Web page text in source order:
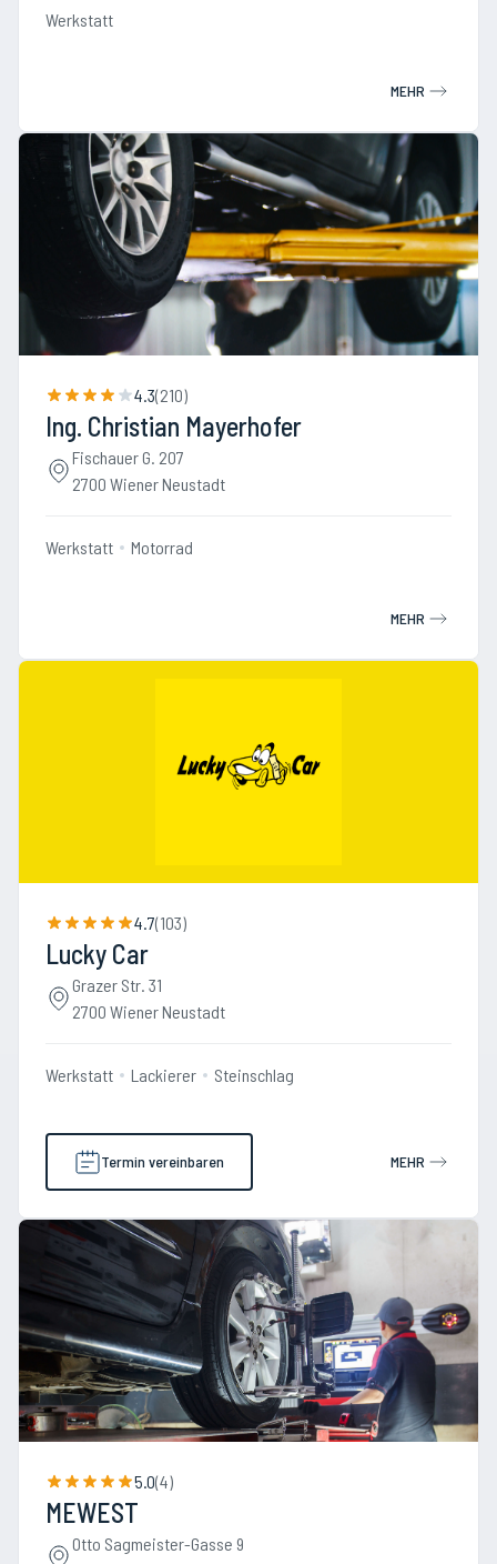
Werkstatt
MEHR
4.3(210)
Ing. Christian Mayerhofer
Fischauer G. 207
2700 Wiener Neustadt
Werkstatt Motorrad
MEHR
4.7(103)
Lucky Car
Grazer Str. 31
2700 Wiener Neustadt
Werkstatt Lackierer Steinschlag
Termin vereinbaren MEHR
5.0(4)
MEWEST
Otto Sagmeister-Gasse 9